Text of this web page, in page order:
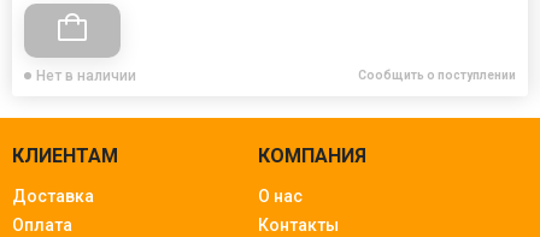
Нет в наличии Сообщить о поступлении
КЛИЕНТАМ
Доставка
Оплата
КОМПАНИЯ
О нас
Контакты